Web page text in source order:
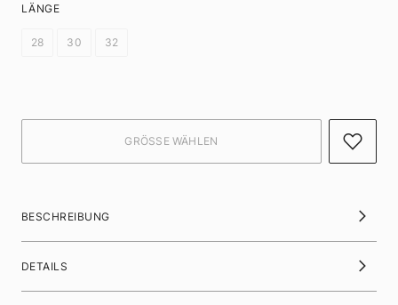
LÄNGE
28 30 32
BESCHREIBUNG
DETAILS